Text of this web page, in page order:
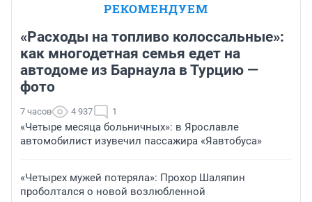
РЕКОМЕНДУЕМ
«Расходы на топливо колоссальные»:
как многодетная семья едет на
автодоме из Барнаула в Турцию —
фото
7 часов 4 937 1
«Четыре месяца больничных»: в Ярославле
автомобилист изувечил пассажира «Яавтобуса»
«Четырех мужей потеряла»: Прохор Шаляпин
проболтался о новой возлюбленной